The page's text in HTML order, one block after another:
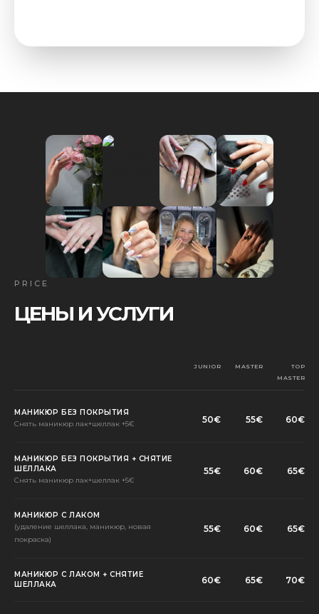
PRICE
ЦЕНЫ И УСЛУГИ
JUNIOR MASTER
TOP
MASTER
МАНИКЮР БЕЗ ПОКРЫТИЯ
Снять маникюр лак+шеллак +5€
50€ 55€ 60€
МАНИКЮР БЕЗ ПОКРЫТИЯ + СНЯТИЕ
ШЕЛЛАКА
Снять маникюр лак+шеллак +5€
55€ 60€ 65€
МАНИКЮР С ЛАКОМ
(удаление шеллака, маникюр, новая
покраска)
55€ 60€ 65€
МАНИКЮР С ЛАКОМ + СНЯТИЕ
ШЕЛЛАКА
60€ 65€ 70€